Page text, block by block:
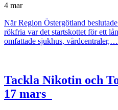
4 mar
När Region Östergötland
rökfria var det startskottet för ett
omfattade sjukhus, vårdcentraler,…
Tackla Nikotin och
17 mars